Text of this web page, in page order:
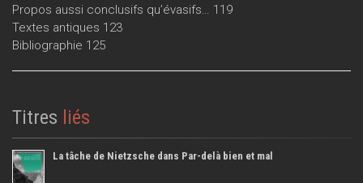
Propos aussi conclusifs qu’évasifs… 119
Textes antiques 123
Bibliographie 125
Titres liés
La tâche de Nietzsche dans Par-delà bien et mal